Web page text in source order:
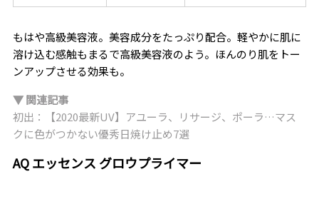
もはや高級美容液。美容成分をたっぷり配合。軽やかに肌に
溶け込む感触もまるで高級美容液のよう。ほんのり肌をトー
ンアップさせる効果も。
▼ 関連記事
初出：【2020最新UV】アユーラ、リサージ、ポーラ…マス
クに色がつかない優秀日焼け止め7選
AQ エッセンス グロウプライマー